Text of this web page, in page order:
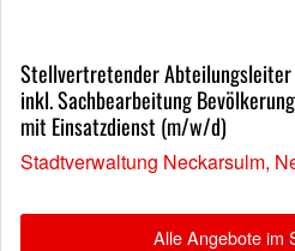
Stellvertretender
inkl. Sachbearbeitung
mit Einsatzdienst (m/w/d)
Stadtverwaltung Neckarsulm,
Alle Angebote im